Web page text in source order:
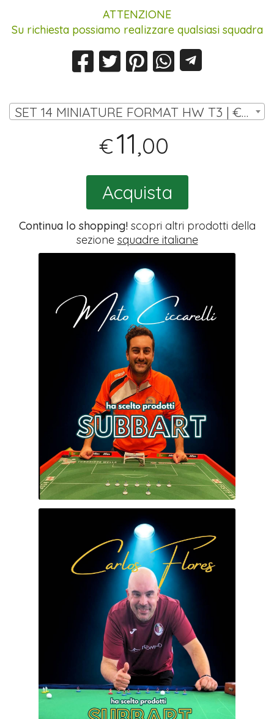
ATTENZIONE
Su richiesta possiamo realizzare qualsiasi squadra
SET 14 MINIATURE FORMAT HW T3 | € 11,00
€11,00
Acquista
Continua lo shopping!scopri altri prodotti della
sezione squadre italiane